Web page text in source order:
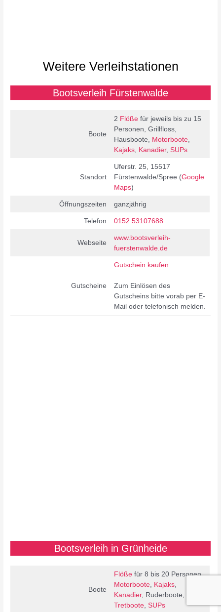
Weitere Verleihstationen
Bootsverleih Fürstenwalde
Boote
2 Flößefür jeweils bis zu 15
Personen, Grillfloss,
Hausboote, Motorboote,
Kajaks, Kanadier, SUPs
Standort
Uferstr. 25, 15517
Fürstenwalde/Spree (Google
Maps)
Öffnungszeiten ganzjährig
Telefon 0152 53107688
Webseite
www.bootsverleih-
fuerstenwalde.de
Gutscheine
Gutschein kaufen
Zum Einlösen des
Gutscheins bitte vorab per E-
Mail oder telefonisch melden.
Bootsverleih in Grünheide
Boote
Flößefür 8 bis 20 Personen,
Motorboote, Kajaks,
Kanadier, Ruderboote,
Tretboote, SUPs